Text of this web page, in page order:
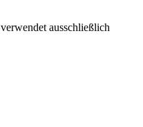
ausschließlich